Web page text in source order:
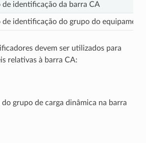
de identificação da barra CA
de identificação do grupo do
devem ser utilizados para
relativas à barra CA:
grupo de carga dinâmica na barra